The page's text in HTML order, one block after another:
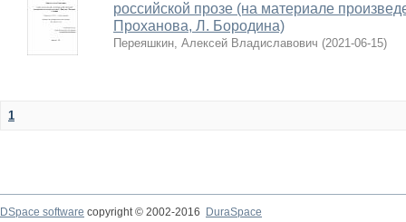
российской прозе (на материале
Проханова, Л. Бородина)
Переяшкин, Алексей Владиславович (2021-06-15)
1
DSpace software copyright © 2002-2016
DuraSpace